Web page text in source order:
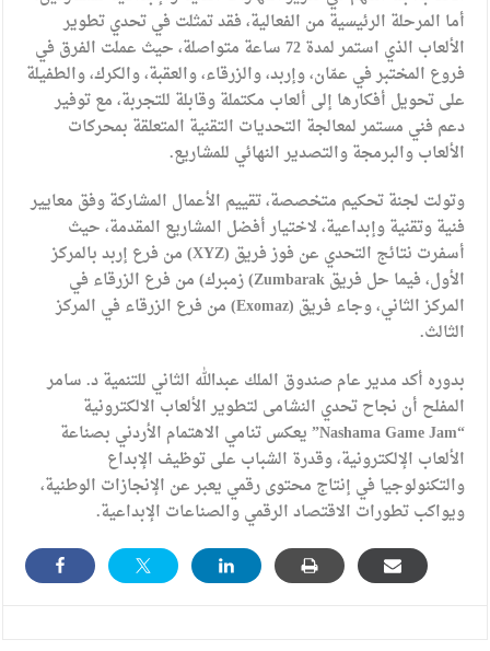
أما المرحلة الرئيسية من الفعالية، فقد تمثلت في تحدي تطوير
الألعاب الذي استمر لمدة 72 ساعة متواصلة، حيث عملت الفرق في
فروع المختبر في عمّان، وإربد، والزرقاء، والعقبة، والكرك، والطفيلة
على تحويل أفكارها إلى ألعاب مكتملة وقابلة للتجربة، مع توفير
دعم فني مستمر لمعالجة التحديات التقنية المتعلقة بمحركات
الألعاب والبرمجة والتصدير النهائي للمشاريع.
وتولت لجنة تحكيم متخصصة، تقييم الأعمال المشاركة وفق معايير
فنية وتقنية وإبداعية، لاختيار أفضل المشاريع المقدمة، حيث
أسفرت نتائج التحدي عن فوز فريق (XYZ) من فرع إربد بالمركز
الأول، فيما حل فريق Zumbarak) زمبرك) من فرع الزرقاء في
المركز الثاني، وجاء فريق (Exomaz) من فرع الزرقاء في المركز
الثالث.
بدوره أكد مدير عام صندوق الملك عبدالله الثاني للتنمية د. سامر
المفلح أن نجاح تحدي النشامى لتطوير الألعاب الالكترونية
“Nashama Game Jam” يعكس تنامي الاهتمام الأردني بصناعة
الألعاب الإلكترونية، وقدرة الشباب على توظيف الإبداع
والتكنولوجيا في إنتاج محتوى رقمي يعبر عن الإنجازات الوطنية،
ويواكب تطورات الاقتصاد الرقمي والصناعات الإبداعية.